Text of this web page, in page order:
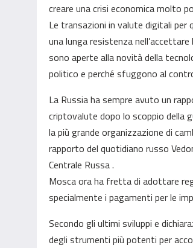
creare una crisi economica molto
Le transazioni in valute digitali per
una lunga resistenza
sono aperte alla novità della
politico e perché sfuggono al
La Russia ha sempre avuto un
criptovalute dopo lo scoppio della
la più grande organizzazione di
rapporto del quotidiano russo
Centrale Russa .
Mosca ora ha fretta di adottare
specialmente i pagamenti per le
Secondo gli ultimi sviluppi e
degli strumenti più potenti per